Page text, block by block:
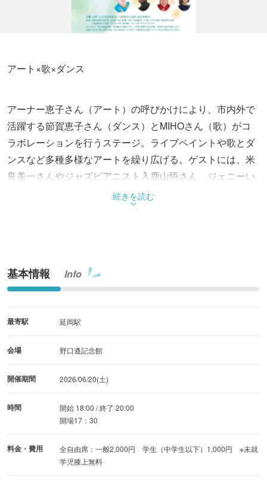
アート×歌×ダンス
アーナー恵子さん（アート）の呼びかけにより、市内外で
活躍する節賀恵子さん（ダンス）とMIHOさん（歌）がコ
ラボレーションを行うステージ。ライブペイントや歌とダ
ンスなど多種多様なアートを繰り広げる。ゲストには、米
良美一さんやジャズピアニスト入鹿山悟さん、ジェニーい
とうさんなども参加予定。続きを読む
基本情報 Info
最寄駅 延岡駅
会場 野口遵記念館
開催期間 2026/06/20(土)
時間
開始 18:00 / 終了 20:00
開場17：30
料金・費用
全自由席：一般2,000円 学生（中学生以下）1,000円 ※未就
学児膝上無料